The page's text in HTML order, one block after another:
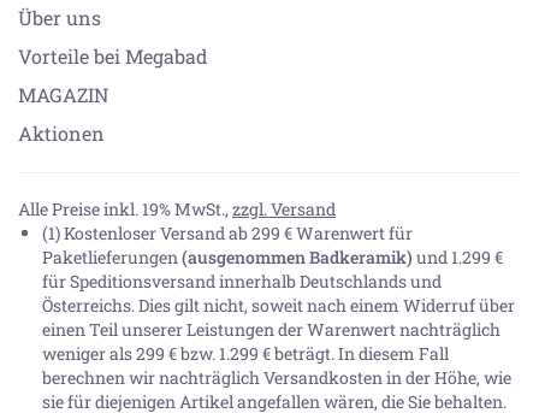
Über uns
Vorteile bei Megabad
MAGAZIN
Aktionen
Alle Preise inkl. 19% MwSt., zzgl. Versand
(1) Kostenloser Versand ab 299 € Warenwert für
Paketlieferungen(ausgenommen Badkeramik) und 1.299 €
für Speditionsversand innerhalb Deutschlands und
Österreichs. Dies gilt nicht, soweit nach einem Widerruf über
einen Teil unserer Leistungen der Warenwert nachträglich
weniger als 299 € bzw. 1.299 € beträgt. In diesem Fall
berechnen wir nachträglich Versandkosten in der Höhe, wie
sie für diejenigen Artikel angefallen wären, die Sie behalten.